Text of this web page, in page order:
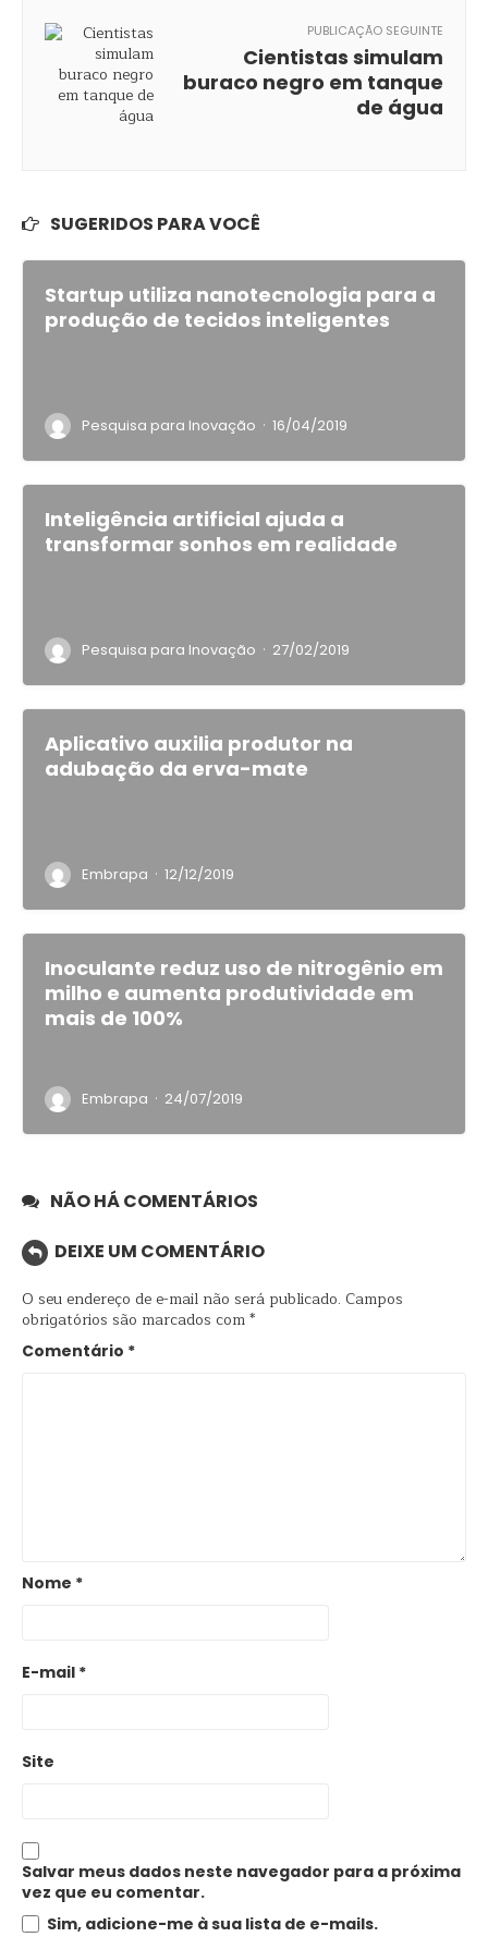
PUBLICAÇÃO SEGUINTE
Cientistas simulam
buraco negro em tanque
de água
SUGERIDOS PARA VOCÊ
Startup utiliza nanotecnologia para a
produção de tecidos inteligentes
Pesquisa para Inovação · 16/04/2019
Inteligência artificial ajuda a
transformar sonhos em realidade
Pesquisa para Inovação · 27/02/2019
Aplicativo auxilia produtor na
adubação da erva-mate
Embrapa · 12/12/2019
Inoculante reduz uso de nitrogênio em
milho e aumenta produtividade em
mais de 100%
Embrapa · 24/07/2019
NÃO HÁ COMENTÁRIOS
DEIXE UM COMENTÁRIO
O seu endereço de e-mail não será publicado. Campos
obrigatórios são marcados com*
Comentário *
Nome *
E-mail *
Site
Salvar meus dados neste navegador para a próxima
vez que eu comentar.
Sim, adicione-me à sua lista de e-mails.